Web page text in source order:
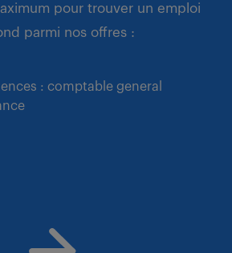
pour trouver un emploi
parmi nos offres :
: comptable general